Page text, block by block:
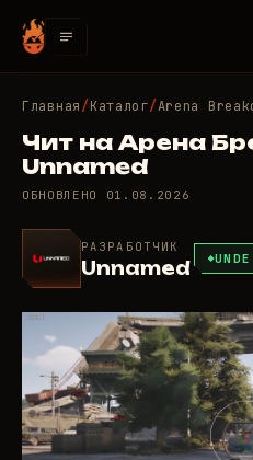
Главная/Каталог/Arena
Чит на Арена
Unnamed
ОБНОВЛЕНО 01.08.2026
РАЗРАБОТЧИК
Unnamed